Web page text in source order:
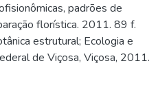
padrões de
florística. 2011. 89 f.
estrutural; Ecologia e
de Viçosa, Viçosa, 2011.